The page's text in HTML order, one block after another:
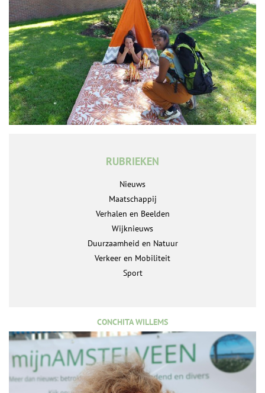
RUBRIEKEN
Nieuws
Maatschappij
Verhalen en Beelden
Wijknieuws
Duurzaamheid en Natuur
Verkeer en Mobiliteit
Sport
CONCHITA WILLEMS